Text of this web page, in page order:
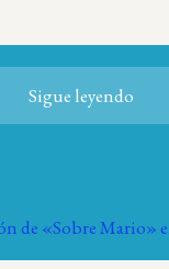
Sigue leyendo